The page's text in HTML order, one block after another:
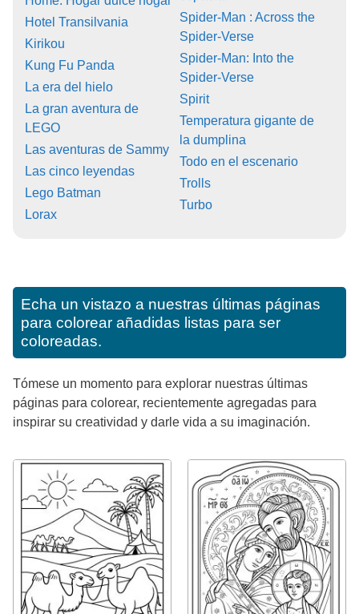
Hotel Transilvania
Kirikou
Kung Fu Panda
La era del hielo
La gran aventura de
LEGO
Las aventuras de Sammy
Las cinco leyendas
Lego Batman
Lorax
Spider-Man : Across the
Spider-Verse
Spider-Man: Into the
Spider-Verse
Spirit
Temperatura gigante de
la dumplina
Todo en el escenario
Trolls
Turbo
Echa un vistazo a nuestras últimas páginas
para colorear añadidas listas para ser
coloreadas.
Tómese un momento para explorar nuestras últimas
páginas para colorear, recientemente agregadas para
inspirar su creatividad y darle vida a su imaginación.